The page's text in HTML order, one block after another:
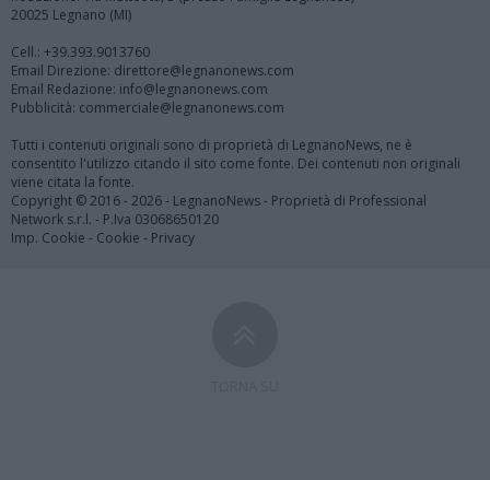
20025 Legnano (MI)
Cell.: +39.393.9013760
Email Direzione: direttore@legnanonews.com
Email Redazione: info@legnanonews.com
Pubblicità: commerciale@legnanonews.com
Tutti i contenuti originali sono di proprietà di LegnanoNews, ne è
consentito l'utilizzo citando il sito come fonte. Dei contenuti non originali
viene citata la fonte.
Copyright © 2016 - 2026 - LegnanoNews - Proprietà di Professional
Network s.r.l. - P.Iva 03068650120
Imp. Cookie - Cookie - Privacy